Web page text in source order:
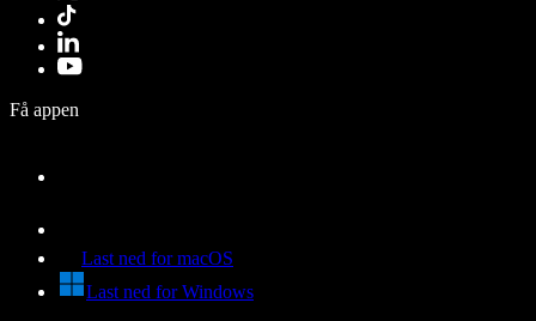
Få appen
Last ned for macOS
Last ned for Windows